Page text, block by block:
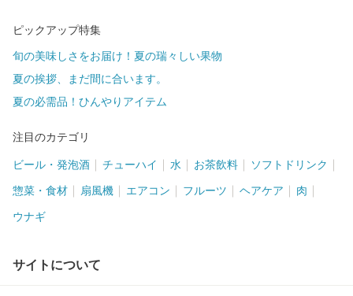
ピックアップ特集
旬の美味しさをお届け！夏の瑞々しい果物
夏の挨拶、まだ間に合います。
夏の必需品！ひんやりアイテム
注目のカテゴリ
ビール・発泡酒 チューハイ 水 お茶飲料 ソフトドリンク
惣菜・食材 扇風機 エアコン フルーツ ヘアケア 肉
ウナギ
サイトについて